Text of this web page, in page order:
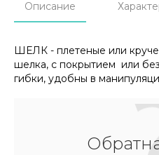
Описание
ШЕЛК - плетеные или
шелка, с покрытием или
гибки, удобны в